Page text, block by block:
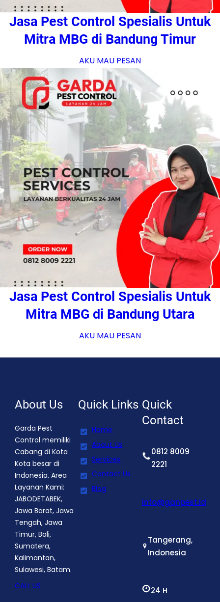
Jasa Pest Control Spesialis Untuk
Mitra MBG di Bandung Timur
AKU MAU PESAN
Jasa Pest Control Spesialis Untuk
Mitra MBG di Bandung Utara
AKU MAU PESAN
About Us
Garda Pest
Control memiliki
Cabang di Kota
Kota besar di
Indonesia. Area
Layanan Kami:
JABODETABEK,
Jawa Barat, Jawa
Tengah, Jawa
Timur, Bali,
Sumatera,
Kalimantan,
Sulawesi, Batam.
CALL US
Quick Links
Home
About Us
Services
Contact Us
Blog
Quick
Contact
0812 8009
2221
info@ganpest.id
Tangerang,
Indonesia
24 H